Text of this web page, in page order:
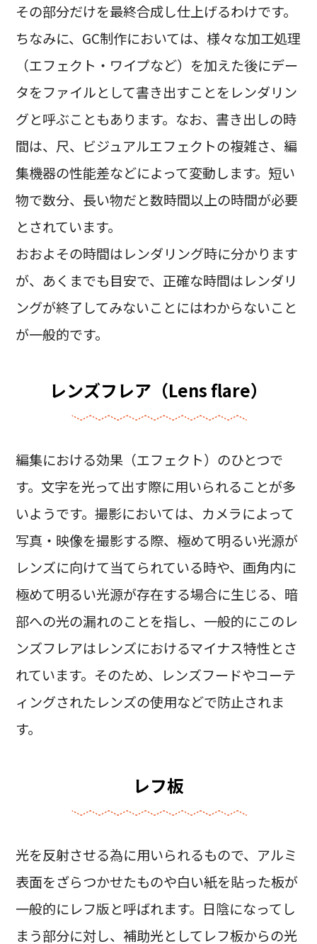
その部分だけを最終合成し仕上げるわけです。
ちなみに、GC制作においては、様々な加工処理
（エフェクト・ワイプなど）を加えた後にデー
タをファイルとして書き出すことをレンダリン
グと呼ぶこともあります。なお、書き出しの時
間は、尺、ビジュアルエフェクトの複雑さ、編
集機器の性能差などによって変動します。短い
物で数分、長い物だと数時間以上の時間が必要
とされています。
おおよその時間はレンダリング時に分かります
が、あくまでも目安で、正確な時間はレンダリ
ングが終了してみないことにはわからないこと
が一般的です。
レンズフレア（Lens flare）
編集における効果（エフェクト）のひとつで
す。文字を光って出す際に用いられることが多
いようです。撮影においては、カメラによって
写真・映像を撮影する際、極めて明るい光源が
レンズに向けて当てられている時や、画角内に
極めて明るい光源が存在する場合に生じる、暗
部への光の漏れのことを指し、一般的にこのレ
ンズフレアはレンズにおけるマイナス特性とさ
れています。そのため、レンズフードやコーテ
ィングされたレンズの使用などで防止されま
す。
レフ板
光を反射させる為に用いられるもので、アルミ
表面をざらつかせたものや白い紙を貼った板が
一般的にレフ版と呼ばれます。日陰になってし
まう部分に対し、補助光としてレフ板からの光